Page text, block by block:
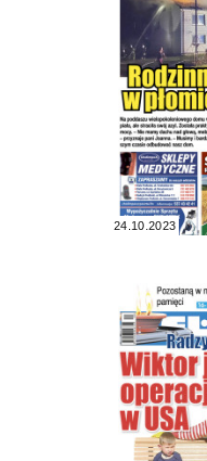
24.10.2023